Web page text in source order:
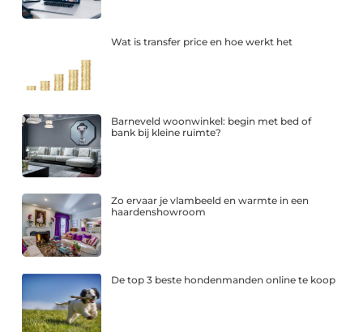
Wat is transfer price en hoe werkt het
Barneveld woonwinkel: begin met bed of
bank bij kleine ruimte?
Zo ervaar je vlambeeld en warmte in een
haardenshowroom
De top 3 beste hondenmanden online te koop